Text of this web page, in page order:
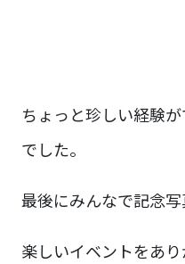
ちょっと珍しい経験
でした。
最後にみんなで記念写
楽しいイベントをあ